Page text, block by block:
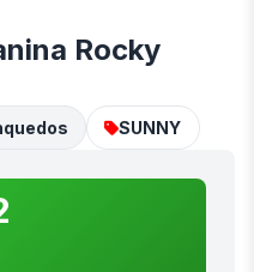
Rocky
SUNNY